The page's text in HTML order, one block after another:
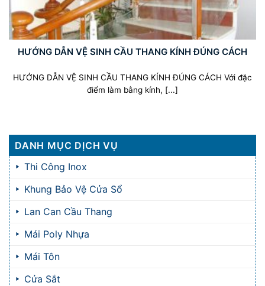
HƯỚNG DẪN VỆ SINH CẦU THANG KÍNH ĐÚNG CÁCH
HƯỚNG DẪN VỆ SINH CẦU THANG KÍNH ĐÚNG CÁCH Với đặc
điểm làm bằng kính, [...]
DANH MỤC DỊCH VỤ
Thi Công Inox
Khung Bảo Vệ Cửa Sổ
Lan Can Cầu Thang
Mái Poly Nhựa
Mái Tôn
Cửa Sắt